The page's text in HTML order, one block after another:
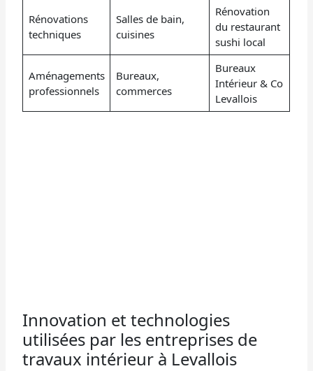
Rénovations
techniques
Salles de bain,
cuisines
Rénovation
du restaurant
sushi local
Aménagements
professionnels
Bureaux,
commerces
Bureaux
Intérieur & Co
Levallois
Innovation et technologies
utilisées par les entreprises de
travaux intérieur à Levallois